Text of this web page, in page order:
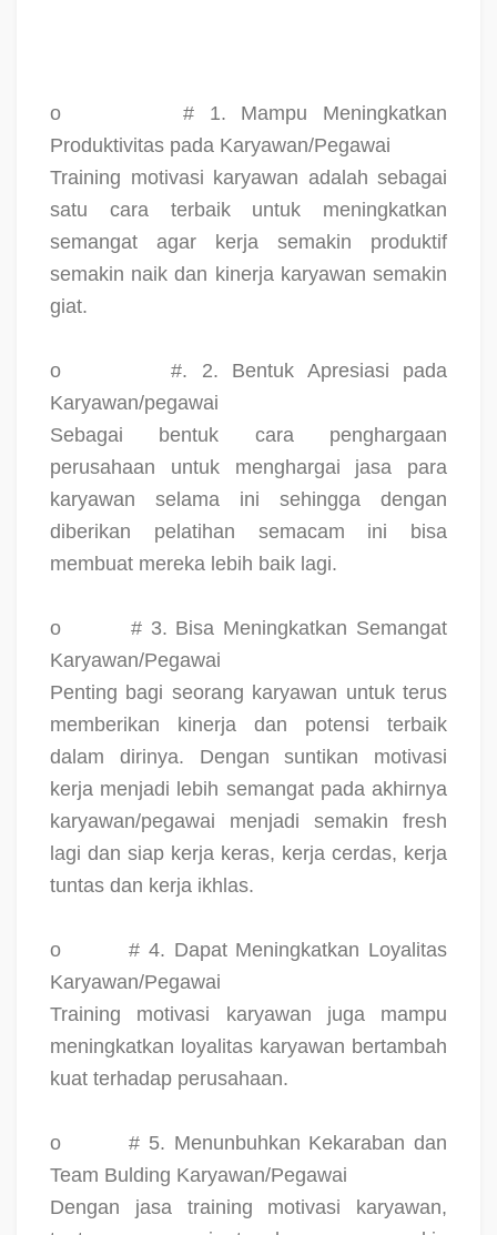
o
# 1. Mampu Meningkatkan
Produktivitas pada Karyawan/Pegawai
Training motivasi karyawan adalah sebagai
satu cara terbaik untuk meningkatkan
semangat agar kerja semakin produktif
semakin naik dan kinerja karyawan semakin
giat.
o
#. 2. Bentuk Apresiasi pada
Karyawan/pegawai
Sebagai bentuk cara penghargaan
perusahaan untuk menghargai jasa para
karyawan selama ini sehingga dengan
diberikan pelatihan semacam ini bisa
membuat mereka lebih baik lagi.
o
# 3. Bisa Meningkatkan Semangat
Karyawan/Pegawai
Penting bagi seorang karyawan untuk terus
memberikan kinerja dan potensi terbaik
dalam dirinya. Dengan suntikan motivasi
kerja menjadi lebih semangat pada akhirnya
karyawan/pegawai menjadi semakin fresh
lagi dan siap kerja keras, kerja cerdas, kerja
tuntas dan kerja ikhlas.
o
# 4. Dapat Meningkatkan Loyalitas
Karyawan/Pegawai
Training motivasi karyawan juga mampu
meningkatkan loyalitas karyawan bertambah
kuat terhadap perusahaan.
o
# 5. Menunbuhkan Kekaraban dan
Team Bulding Karyawan/Pegawai
Dengan jasa training motivasi karyawan,